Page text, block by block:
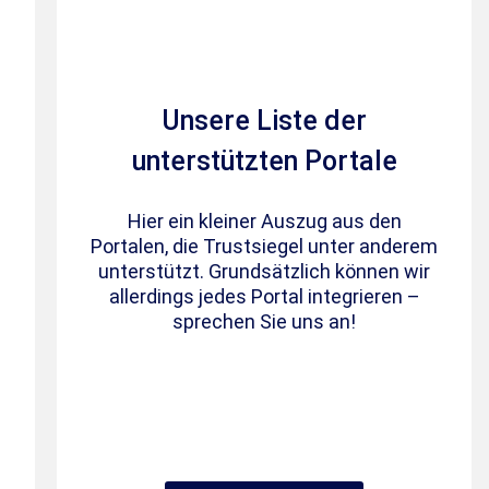
Unsere Liste der
unterstützten Portale
Hier ein kleiner Auszug aus den
Portalen, die Trustsiegel unter anderem
unterstützt. Grundsätzlich können wir
allerdings jedes Portal integrieren –
sprechen Sie uns an!